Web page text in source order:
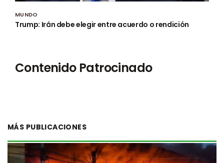
MUNDO
Trump: Irán debe elegir entre acuerdo o rendición
Contenido Patrocinado
MÁS PUBLICACIONES